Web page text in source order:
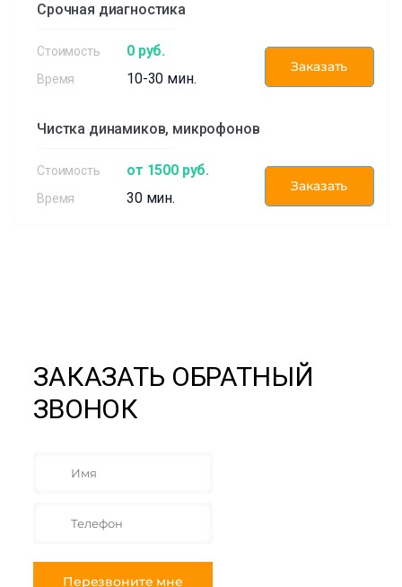
Срочная диагностика
0 руб.
10-30 мин.
Заказать
Чистка динамиков, микрофонов
от 1500 руб.
30 мин.
Заказать
ЗАКАЗАТЬ ОБРАТНЫЙ
ЗВОНОК